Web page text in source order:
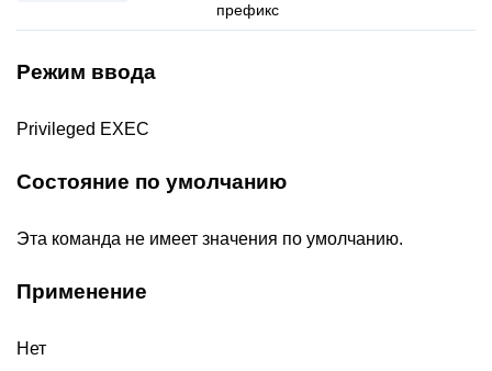
префикс
Режим ввода
Privileged EXEC
Состояние по умолчанию
Эта команда не имеет значения по умолчанию.
Применение
Нет